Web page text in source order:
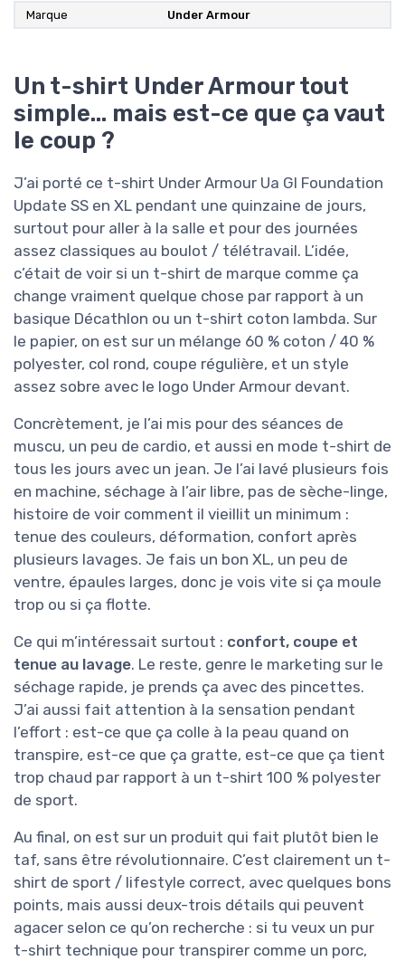
Marque Under Armour
Un t-shirt Under Armour tout
simple… mais est-ce que ça vaut
le coup ?
J’ai porté ce t-shirt Under Armour Ua Gl Foundation
Update SS en XL pendant une quinzaine de jours,
surtout pour aller à la salle et pour des journées
assez classiques au boulot / télétravail. L’idée,
c’était de voir si un t-shirt de marque comme ça
change vraiment quelque chose par rapport à un
basique Décathlon ou un t-shirt coton lambda. Sur
le papier, on est sur un mélange 60 % coton / 40 %
polyester, col rond, coupe régulière, et un style
assez sobre avec le logo Under Armour devant.
Concrètement, je l’ai mis pour des séances de
muscu, un peu de cardio, et aussi en mode t-shirt de
tous les jours avec un jean. Je l’ai lavé plusieurs fois
en machine, séchage à l’air libre, pas de sèche-linge,
histoire de voir comment il vieillit un minimum :
tenue des couleurs, déformation, confort après
plusieurs lavages. Je fais un bon XL, un peu de
ventre, épaules larges, donc je vois vite si ça moule
trop ou si ça flotte.
Ce qui m’intéressait surtout : confort, coupe et
tenue au lavage. Le reste, genre le marketing sur le
séchage rapide, je prends ça avec des pincettes.
J’ai aussi fait attention à la sensation pendant
l’effort : est-ce que ça colle à la peau quand on
transpire, est-ce que ça gratte, est-ce que ça tient
trop chaud par rapport à un t-shirt 100 % polyester
de sport.
Au final, on est sur un produit qui fait plutôt bien le
taf, sans être révolutionnaire. C’est clairement un t-
shirt de sport / lifestyle correct, avec quelques bons
points, mais aussi deux-trois détails qui peuvent
agacer selon ce qu’on recherche : si tu veux un pur
t-shirt technique pour transpirer comme un porc,